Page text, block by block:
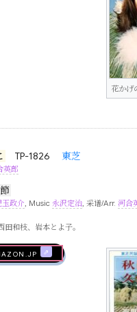
花かげ
TP-1826 東芝
英郎
玉政介, Music 永沢定治, 采谱/Arr. 河合
田和枝、岩本とよ子。